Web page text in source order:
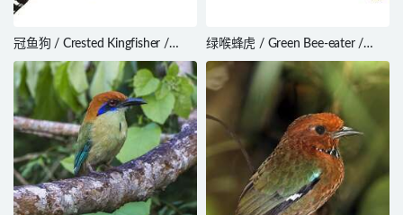
冠鱼狗 / Crested Kingfisher /
Megaceryle lugubris
绿喉蜂虎 / Green Bee-eater /
Merops orientalis